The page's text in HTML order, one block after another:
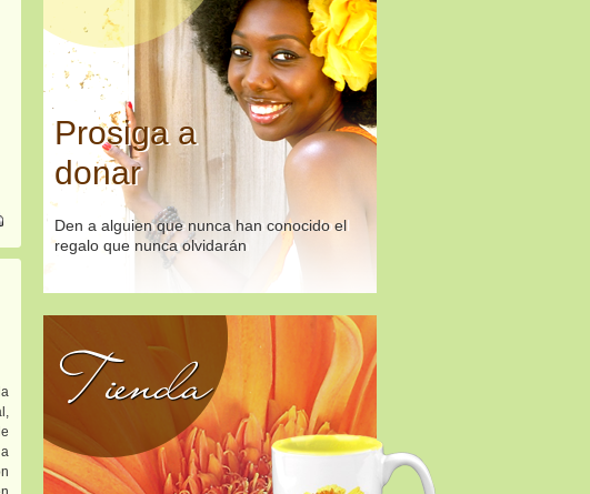
Prosiga a
donar
Den a alguien que nunca han conocido el
regalo que nunca olvidarán
Tienda